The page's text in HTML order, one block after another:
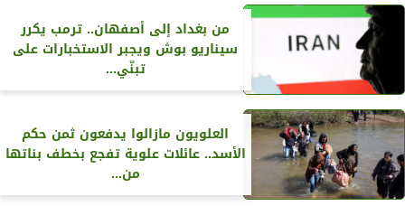
من بغداد إلى أصفهان.. ترمب يكرر
سيناريو بوش ويجبر الاستخبارات على
تبنّي...
العلويون مازالوا يدفعون ثمن حكم
الأسد.. عائلات علوية تفجع بخطف بناتها
من...